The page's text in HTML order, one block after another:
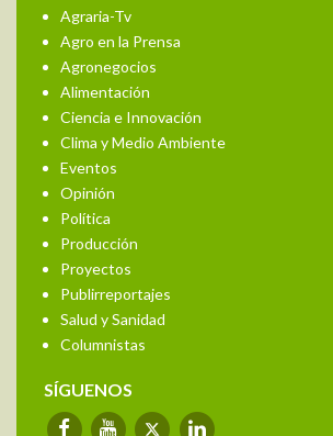
Agraria-Tv
Agro en la Prensa
Agronegocios
Alimentación
Ciencia e Innovación
Clima y Medio Ambiente
Eventos
Opinión
Política
Producción
Proyectos
Publirreportajes
Salud y Sanidad
Columnistas
SÍGUENOS